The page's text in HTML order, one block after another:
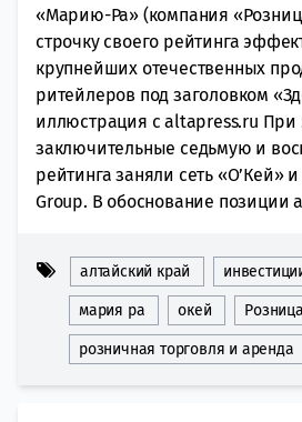
«Марию-Ра» (компания
строчку своего рейтинга
крупнейших отечественных
ритейлеров под заголовком
иллюстрация с altapress.ru При
заключительные седьмую и
рейтинга заняли сеть «О’Кей»
Group. В обоснование позиции
алтайский край
мария ра окей
розничная торговля и аренда